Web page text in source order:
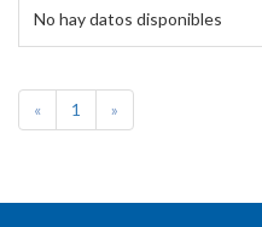
No hay datos disponibles
« 1 »